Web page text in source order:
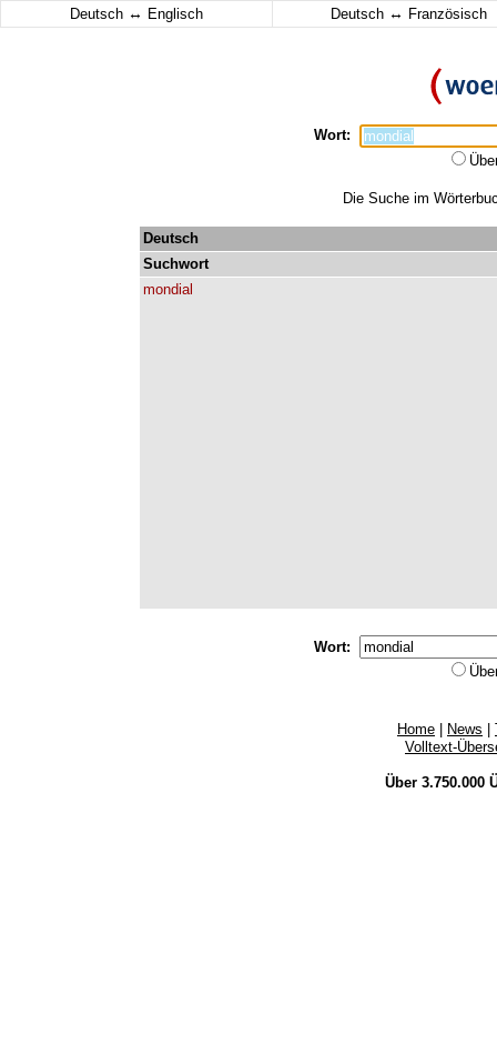
Deutsch ↔ Englisch Deutsch ↔ Französisch
Wort:
Die Suche im
Deutsch
Suchwort
mondial
Wort:
Home News
Volltext-
Über 3.750.000